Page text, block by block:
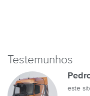
Testemunhos
este